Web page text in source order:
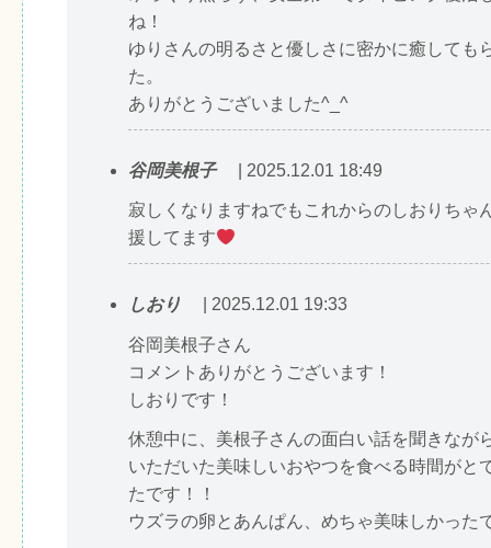
ね！
ゆりさんの明るさと優しさに密かに癒しても
た。
ありがとうございました^_^
谷岡美根子 | 2025.12.01 18:49
寂しくなりますねでもこれからのしおりちゃ
援してます
しおり | 2025.12.01 19:33
谷岡美根子さん
コメントありがとうございます！
しおりです！
休憩中に、美根子さんの面白い話を聞きなが
いただいた美味しいおやつを食べる時間がと
たです！！
ウズラの卵とあんぱん、めちゃ美味しかった